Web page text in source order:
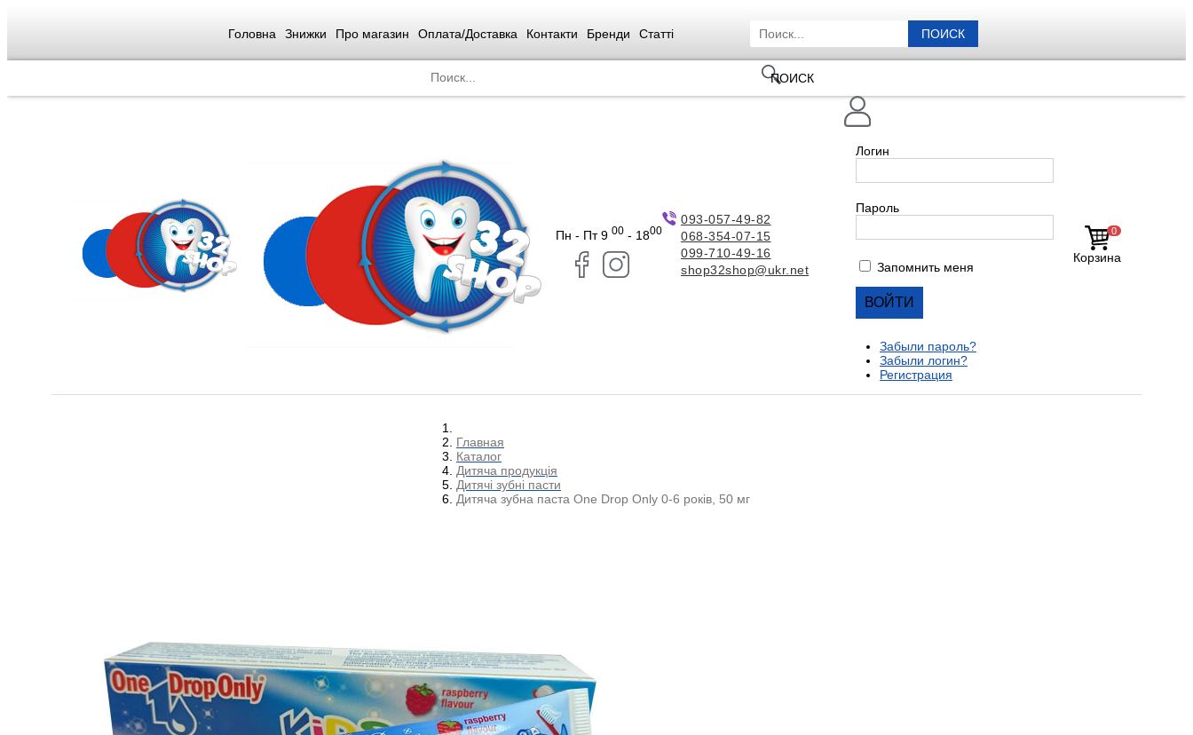
Головна Знижки Про магазин Оплата/Доставка Контакти Бренди Статті ПОИСК
ПОИСК
Пн - Пт 9 00 - 1800
093-057-49-82
068-354-07-15
099-710-49-16
shop32shop@ukr.net
0
Корзина
Логин
Пароль
Запомнить меня
Забыли пароль?
Забыли логин?
Регистрация
Главная
Каталог
Дитяча продукція
Дитячі зубні пасти
Дитяча зубна паста One Drop Only 0-6 років, 50 мг